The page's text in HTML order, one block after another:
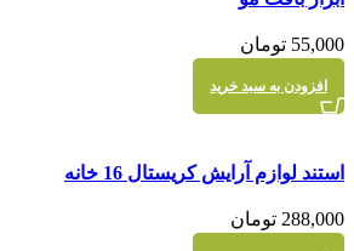
نمایش سریع
55,000 تومان
افزودن به سبد خرید
نمایش سریع
استند لوازم آرایش کریستال 16 خانه
288,000 تومان